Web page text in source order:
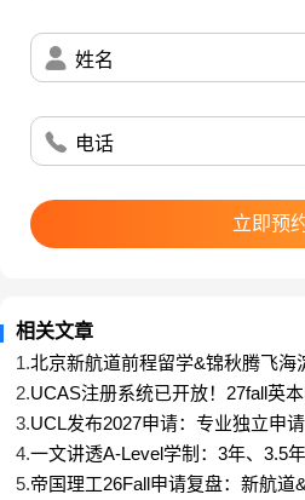
TARA全称Test of Academic
Admissions，是牛津大学与
申请季采用的入学笔试，主要
它不考学科知识——考的是学
很多人把它理解为TSA（
Assessment）的“升级版”。
张、写作要求更高。这也是为
姓名
电话
立即预
相关文章
1.北京新航道前程留学&锦秋腾飞海
2.UCAS注册系统已开放！27fall英
填材料
3.UCL发布2027申请：专业独立申
4.一文讲透A-Level学制：3年、3.5
配孩子节奏？
5.帝国理工26Fall申请复盘：新航道